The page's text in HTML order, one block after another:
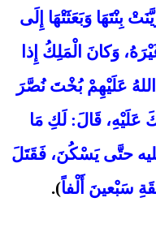
بِنْتَهَا وَبَعَثَتْهَا إِلَى
وَكانَ الْمَلِكُ إِذا
عَلَيْهِمْ بُخْتَ نُصَّرَ
عَلَيْهِ، قَالَ: لَكِ مَا
حتَّى يَسْكُنَ، فَقَتَلَ
سَبْعينَ أَلْفاً).